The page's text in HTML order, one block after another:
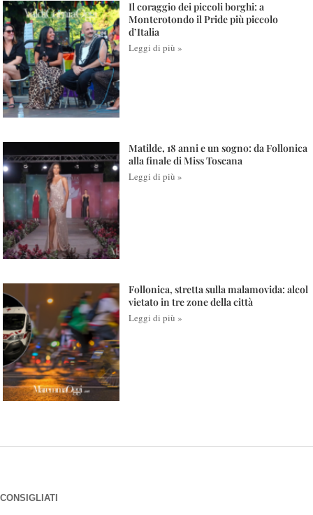
Il coraggio dei piccoli borghi: a
Monterotondo il Pride più piccolo
d’Italia
Leggi di più »
Matilde, 18 anni e un sogno: da Follonica
alla finale di Miss Toscana
Leggi di più »
Follonica, stretta sulla malamovida: alcol
vietato in tre zone della città
Leggi di più »
CONSIGLIATI